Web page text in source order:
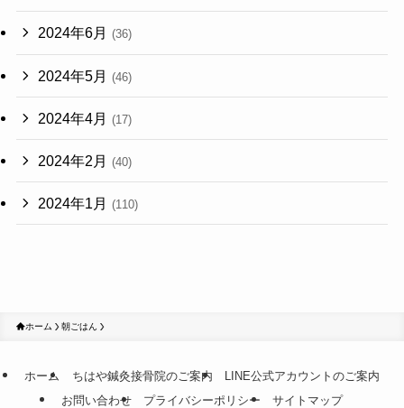
2024年6月 (36)
2024年5月 (46)
2024年4月 (17)
2024年2月 (40)
2024年1月 (110)
ホーム 朝ごはん
ホーム ちはや鍼灸接骨院のご案内
LINE公式アカウントのご案内
お問い合わせ
プライバシーポリシー サイトマップ